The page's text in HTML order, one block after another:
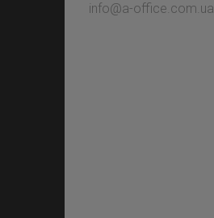
info@a-office.com.ua